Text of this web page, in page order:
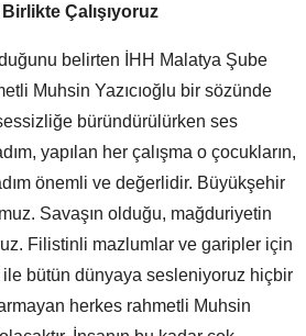
Çalışıyoruz
belirten İHH Malatya Şube
Muhsin Yazıcıoğlu bir sözünde
büründürülürken ses
yapılan her çalışma o çocukların,
önemli ve değerlidir. Büyükşehir
Savaşın olduğu, mağduriyetin
Filistinli mazlumlar ve garipler için
ile bütün dünyaya sesleniyoruz hiçbir
herkes rahmetli Muhsin